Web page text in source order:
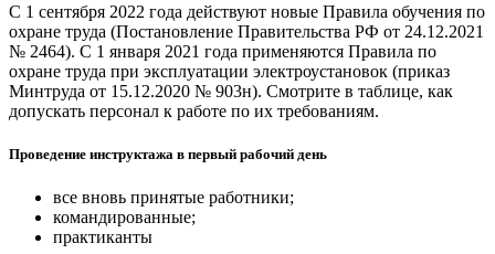
С 1 сентября 2022 года действуют новые Правила обучения по
охране труда (Постановление Правительства РФ от 24.12.2021
№ 2464). С 1 января 2021 года применяются Правила по
охране труда при эксплуатации электроустановок (приказ
Минтруда от 15.12.2020 № 903н). Смотрите в таблице, как
допускать персонал к работе по их требованиям.
Проведение инструктажа в первый рабочий день
все вновь принятые работники;
командированные;
практиканты